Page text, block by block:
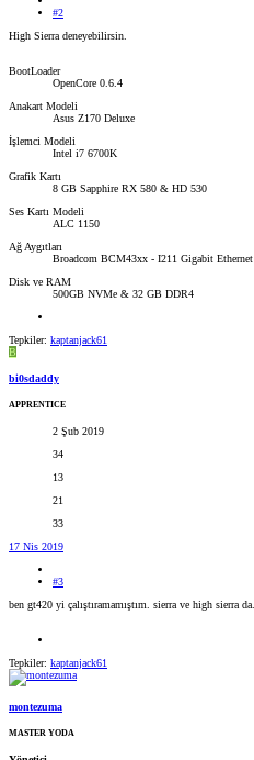
#2
High Sierra deneyebilirsin.
BootLoader
OpenCore 0.6.4
Anakart Modeli
Asus Z170 Deluxe
İşlemci Modeli
Intel i7 6700K
Grafik Kartı
8 GB Sapphire RX 580 & HD 530
Ses Kartı Modeli
ALC 1150
Ağ Aygıtları
Broadcom BCM43xx - I211 Gigabit Ethernet
Disk ve RAM
500GB NVMe & 32 GB DDR4
Tepkiler: kaptanjack61
B
bi0sdaddy
APPRENTICE
2 Şub 2019
34
13
21
33
17 Nis 2019
#3
ben gt420 yi çalıştıramamıştım. sierra ve high sierra da.
Tepkiler: kaptanjack61
montezuma
MASTER YODA